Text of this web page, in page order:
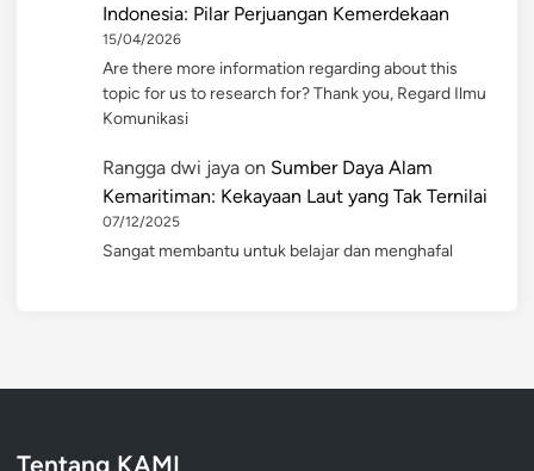
Indonesia: Pilar Perjuangan Kemerdekaan
15/04/2026
Are there more information regarding about this
topic for us to research for? Thank you, Regard Ilmu
Komunikasi
Rangga dwi jaya on Sumber Daya Alam
Kemaritiman: Kekayaan Laut yang Tak Ternilai
07/12/2025
Sangat membantu untuk belajar dan menghafal
Tentang KAMI